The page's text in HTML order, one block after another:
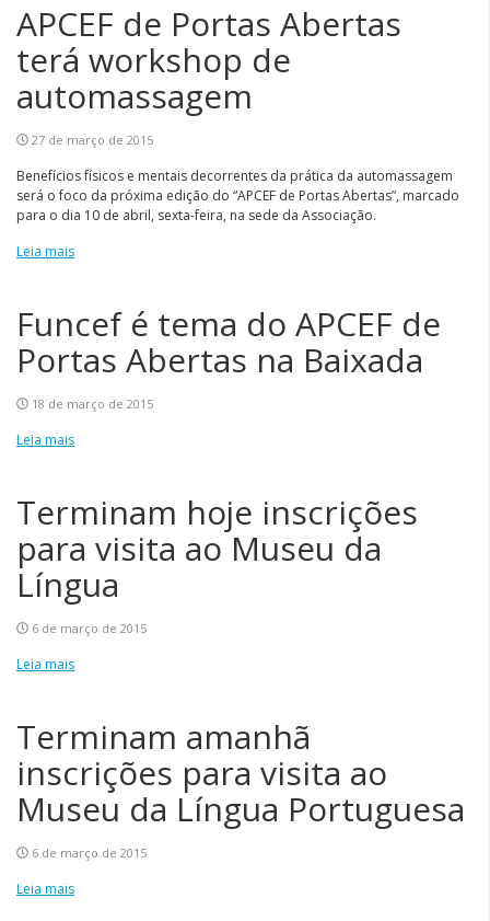
APCEF de Portas Abertas
terá workshop de
automassagem
27 de março de 2015
Benefícios físicos e mentais decorrentes da prática da automassagem
será o foco da próxima edição do “APCEF de Portas Abertas”, marcado
para o dia 10 de abril, sexta-feira, na sede da Associação.
Leia mais
Funcef é tema do APCEF de
Portas Abertas na Baixada
18 de março de 2015
Leia mais
Terminam hoje inscrições
para visita ao Museu da
Língua
6 de março de 2015
Leia mais
Terminam amanhã
inscrições para visita ao
Museu da Língua Portuguesa
6 de março de 2015
Leia mais